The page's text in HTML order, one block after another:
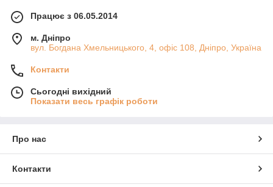
Працює з 06.05.2014
м. Дніпро
вул. Богдана Хмельницького, 4, офіс 108, Дніпро, Україна
Контакти
Сьогодні вихідний
Показати весь графік роботи
Про нас
Контакти